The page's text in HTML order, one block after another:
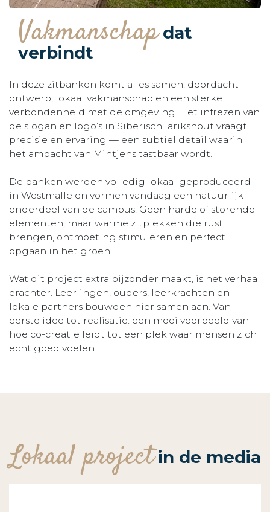
Vakmanschap dat
verbindt
In deze zitbanken komt alles samen: doordacht
ontwerp, lokaal vakmanschap en een sterke
verbondenheid met de omgeving. Het infrezen van
de slogan en logo’s in Siberisch larikshout vraagt
precisie en ervaring — een subtiel detail waarin
het ambacht van Mintjens tastbaar wordt.
De banken werden volledig lokaal geproduceerd
in Westmalle en vormen vandaag een natuurlijk
onderdeel van de campus. Geen harde of storende
elementen, maar warme zitplekken die rust
brengen, ontmoeting stimuleren en perfect
opgaan in het groen.
Wat dit project extra bijzonder maakt, is het verhaal
erachter. Leerlingen, ouders, leerkrachten en
lokale partners bouwden hier samen aan. Van
eerste idee tot realisatie: een mooi voorbeeld van
hoe co-creatie leidt tot een plek waar mensen zich
echt goed voelen.
Lokaal project in de media